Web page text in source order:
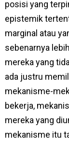
posisi yang
epistemik
marginal atau
sebenarnya
mereka yang
ada justru
mekanisme-
bekerja,
mereka yang
mekanisme itu